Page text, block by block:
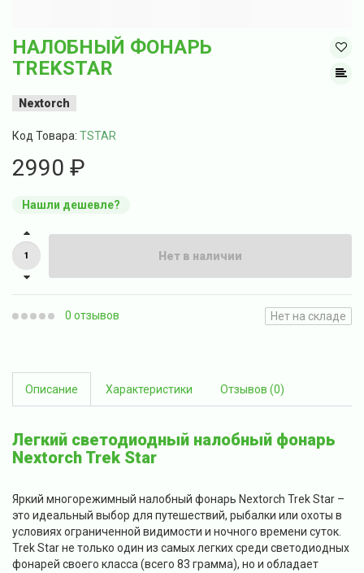
НАЛОБНЫЙ ФОНАРЬ
TREKSTAR
Nextorch
Код Товара: TSTAR
2990 ₽
Нашли дешевле?
Нет в наличии
0 отзывов Нет на складе
Описание Характеристики Отзывов (0)
Легкий светодиодный налобный фонарь
Nextorch Trek Star
Яркий многорежимный налобный фонарь Nextorch Trek Star –
это идеальный выбор для путешествий, рыбалки или охоты в
условиях ограниченной видимости и ночного времени суток.
Trek Star не только один из самых легких среди светодиодных
фонарей своего класса (всего 83 грамма), но и обладает